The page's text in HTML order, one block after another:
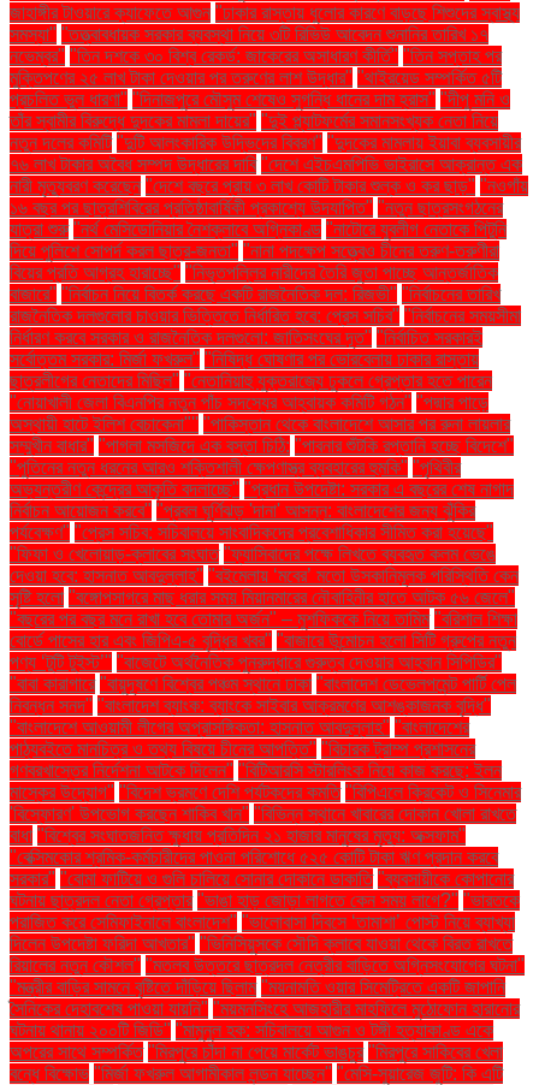
জাহাঙ্গীর টাওয়ারে ক্যাফেতে আগুন "ঢাকার রাস্তায় ধুলোর কারণে বাড়ছে শিশুদের স্বাস্থ্য
সমস্যা" "তত্ত্বাবধায়ক সরকার ব্যবস্থা নিয়ে ৩টি রিভিউ আবেদন শুনানির তারিখ ১৭
নভেম্বর" "তিন দশকে ৩০ বিশ্ব রেকর্ড: জাকেরের অসাধারণ কীর্তি" "তিন সপ্তাহ পর
মুক্তিপণের ২৫ লাখ টাকা দেওয়ার পর তরুণের লাশ উদ্ধার" "থাইরয়েড সম্পর্কিত ৫টি
প্রচলিত ভুল ধারণা" "দিনাজপুরে মৌসুম শেষেও সুগন্ধি ধানের দাম হ্রাস" "দীপু মনি ও
তাঁর স্বামীর বিরুদ্ধে দুদকের মামলা দায়ের" "দুই প্ল্যাটফর্মের সমানসংখ্যক নেতা নিয়ে
নতুন দলের কমিটি "দুটি আলংকারিক উদ্ভিদের বিবরণ" "দুদকের মামলায় ইয়াবা ব্যবসায়ীর
৭৬ লাখ টাকার অবৈধ সম্পদ উদ্ধারের দাবি "দেশে এইচএমপিভি ভাইরাসে আক্রান্ত এক
নারী মৃত্যুবরণ করেছেন "দেশে বছরে প্রায় ৩ লাখ কোটি টাকার শুল্ক ও কর ছাড়" "নওগাঁয়
১৬ বছর পর ছাত্রশিবিরের প্রতিষ্ঠাবার্ষিকী প্রকাশ্যে উদযাপিত" "নতুন ছাত্রসংগঠনের
যাত্রা শুরু "নর্থ মেসিডোনিয়ার নৈশক্লাবে অগ্নিকাণ্ড "নাটোরে যুবলীগ নেতাকে পিটুনি
দিয়ে পুলিশে সোপর্দ করল ছাত্র-জনতা" "নানা পদক্ষেপ সত্ত্বেও চীনের তরুণ-তরুণীরা
বিয়ের প্রতি আগ্রহ হারাচ্ছে" "নিভৃতপল্লির নারীদের তৈরি জুতা পাচ্ছে আন্তর্জাতিক
বাজারে" "নির্বাচন নিয়ে বিতর্ক করছে একটি রাজনৈতিক দল: রিজভী" "নির্বাচনের তারিখ
রাজনৈতিক দলগুলোর চাওয়ার ভিত্তিতে নির্ধারিত হবে: প্রেস সচিব" "নির্বাচনের সময়সীমা
নির্ধারণ করবে সরকার ও রাজনৈতিক দলগুলো: জাতিসংঘের দূত" "নির্বাচিত সরকারই
সর্বোত্তম সরকার: মির্জা ফখরুল" "নিষিদ্ধ ঘোষণার পর ভোরবেলায় ঢাকার রাস্তায়
ছাত্রলীগের নেতাদের মিছিল" "নেতানিয়াহু যুক্তরাজ্যে ঢুকলে গ্রেপ্তার হতে পারেন
"নোয়াখালী জেলা বিএনপির নতুন পাঁচ সদস্যের আহ্বায়ক কমিটি গঠন" "পদ্মার পাড়ে
অস্থায়ী হাটে ইলিশ বেচাকেনা"'' "পাকিস্তান থেকে বাংলাদেশে আসার পর রুনা লায়লার
সম্মুখীন বাধার" "পাগলা মসজিদে এক বস্তা চিঠি: "পাবনার শুঁটকি রপ্তানি হচ্ছে বিদেশে"
"পুতিনের নতুন ধরনের আরও শক্তিশালী ক্ষেপণাস্ত্র ব্যবহারের হুমকি" "পৃথিবীর
অভ্যন্তরীণ কেন্দ্রের আকৃতি বদলাচ্ছে" "প্রধান উপদেষ্টা: সরকার এ বছরের শেষ নাগাদ
নির্বাচন আয়োজন করবে" "প্রবল ঘূর্ণিঝড় 'দানা' আসন্ন: বাংলাদেশের জন্য ঝুঁকির
পর্যবেক্ষণ" "প্রেস সচিব: সচিবালয়ে সাংবাদিকদের প্রবেশাধিকার সীমিত করা হয়েছে"
"ফিফা ও খেলোয়াড়-ক্লাবের সংঘাত "ফ্যাসিবাদের পক্ষে লিখতে ব্যবহৃত কলম ভেঙে
দেওয়া হবে: হাসনাত আবদুল্লাহ" "বইমেলায় ‘মবের’ মতো উসকানিমূলক পরিস্থিতি কেন
সৃষ্টি হলো "বঙ্গোপসাগরে মাছ ধরার সময় মিয়ানমারের নৌবাহিনীর হাতে আটক ৫৬ জেলে"
"বছরের পর বছর মনে রাখা হবে তোমার অর্জন" – মুশফিককে নিয়ে তামিম "বরিশাল শিক্ষা
বোর্ডে পাসের হার এবং জিপিএ-৫ বৃদ্ধির খবর" "বাজারে উন্মোচন হলো সিটি গ্রুপের নতুন
পণ্য ‘টুটি টুইস্ট’" "বাজেটে অর্থনৈতিক পুনরুদ্ধারে গুরুত্ব দেওয়ার আহ্বান সিপিডির"
"বাবা কারাগারে "বায়ুদূষণে বিশ্বের পঞ্চম স্থানে ঢাকা "বাংলাদেশ ডেভেলপমেন্ট পার্টি পেল
নিবন্ধন সনদ" "বাংলাদেশ ব্যাংক: ব্যাংকে সাইবার আক্রমণের আশঙ্কাজনক বৃদ্ধি"
"বাংলাদেশে আওয়ামী লীগের অপ্রাসঙ্গিকতা: হাসনাত আবদুল্লাহ" "বাংলাদেশের
পাঠ্যবইতে মানচিত্র ও তথ্য বিষয়ে চীনের আপত্তি" "বিচারক ট্রাম্প প্রশাসনের
গণবরখাস্তের নির্দেশনা আটকে দিলেন" "বিটিআরসি স্টারলিংক নিয়ে কাজ করছে: ইলন
মাস্কের উদ্যোগ" "বিদেশ ভ্রমণে দেশি পর্যটকদের কমতি "বিপিএলে ক্রিকেট ও সিনেমার
'বিস্ফোরণ' উপভোগ করছেন শাকিব খান" "বিভিন্ন স্থানে খাবারের দোকান খোলা রাখতে
বাধা "বিশ্বের সংঘাতজনিত ক্ষুধায় প্রতিদিন ২১ হাজার মানুষের মৃত্যু: অক্সফাম"
"বেক্সিমকোর শ্রমিক-কর্মচারীদের পাওনা পরিশোধে ৫২৫ কোটি টাকা ঋণ প্রদান করবে
সরকার" "বোমা ফাটিয়ে ও গুলি চালিয়ে সোনার দোকানে ডাকাতি "ব্যবসায়ীকে কোপানোর
ঘটনায় ছাত্রদল নেতা গ্রেপ্তার "ভাঙা হাড় জোড়া লাগতে কেন সময় লাগে?" "ভারতকে
পরাজিত করে সেমিফাইনালে বাংলাদেশ" "ভালোবাসা দিবসে ‘তামাশা’ পোস্ট নিয়ে ব্যাখ্যা
দিলেন উপদেষ্টা ফরিদা আখতার" "ভিনিসিয়ুসকে সৌদি ক্লাবে যাওয়া থেকে বিরত রাখতে
রিয়ালের নতুন কৌশল" "মতলব উত্তরে ছাত্রদল নেত্রীর বাড়িতে অগ্নিসংযোগের ঘটনা"
"মন্ত্রীর বাড়ির সামনে বৃষ্টিতে দাঁড়িয়ে ছিলাম "ময়নামতি ওয়ার সিমেট্রিতে একটি জাপানি
সৈনিকের দেহাবশেষ পাওয়া যায়নি" "ময়মনসিংহে আজহারীর মাহফিলে মুঠোফোন হারানোর
ঘটনায় থানায় ২০০টি জিডি" "মামুনুল হক: সচিবালয়ে আগুন ও টঙ্গী হত্যাকাণ্ড একে
অপরের সাথে সম্পর্কিত "মিরপুরে চাঁদা না পেয়ে মার্কেট ভাঙচুর "মিরপুরে সাকিবের খেলা
বন্ধে বিক্ষোভ "মির্জা ফখরুল আগামীকাল লন্ডন যাচ্ছেন" "মেসি-সুয়ারেজ জুটি: কি এটি